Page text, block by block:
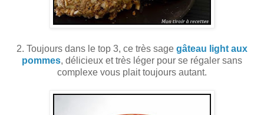
2. Toujours dans le top 3, ce très sage gâteau light aux
pommes, délicieux et très léger pour se régaler sans
complexe vous plait toujours autant.